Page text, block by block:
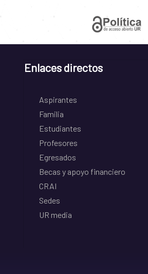
Enlaces directos
Aspirantes
Familia
Estudiantes
Profesores
Egresados
Becas y apoyo financiero
CRAI
Sedes
UR media